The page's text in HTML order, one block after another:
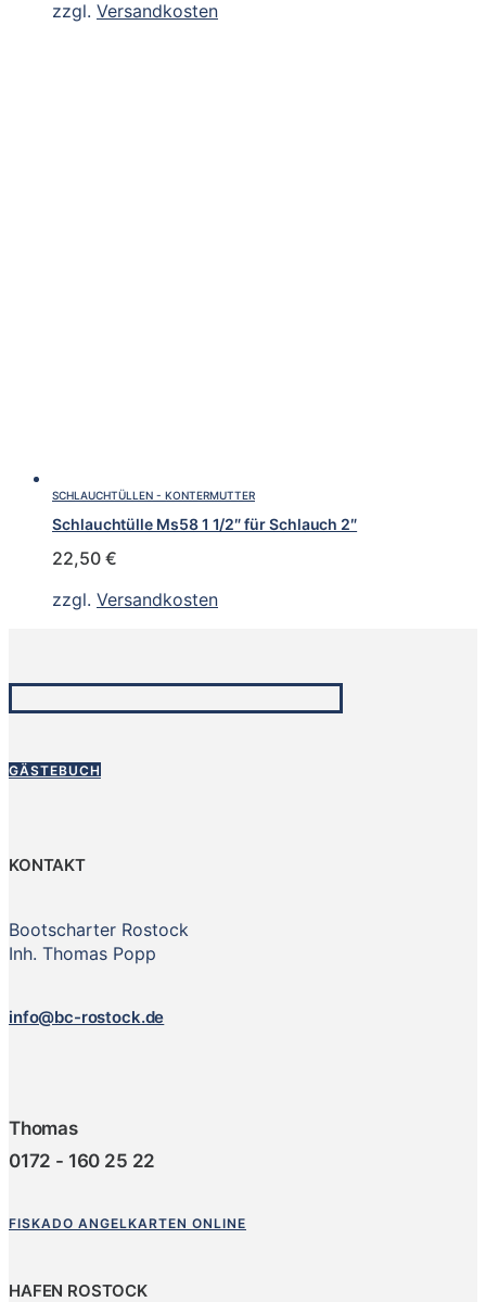
zzgl. Versandkosten
SCHLAUCHTÜLLEN - KONTERMUTTER
Schlauchtülle Ms58 1 1/2″ für Schlauch 2″
22,50 €
zzgl. Versandkosten
GÄSTEBUCH
KONTAKT
Bootscharter Rostock
Inh. Thomas Popp
info@bc-rostock.de
Thomas
0172 - 160 25 22
FISKADO ANGELKARTEN ONLINE
HAFEN ROSTOCK